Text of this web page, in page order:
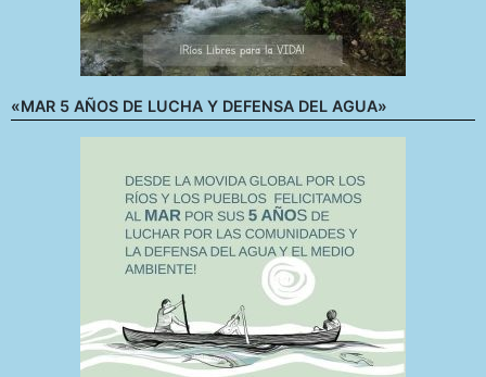
«MAR 5 AÑOS DE LUCHA Y DEFENSA DEL AGUA»